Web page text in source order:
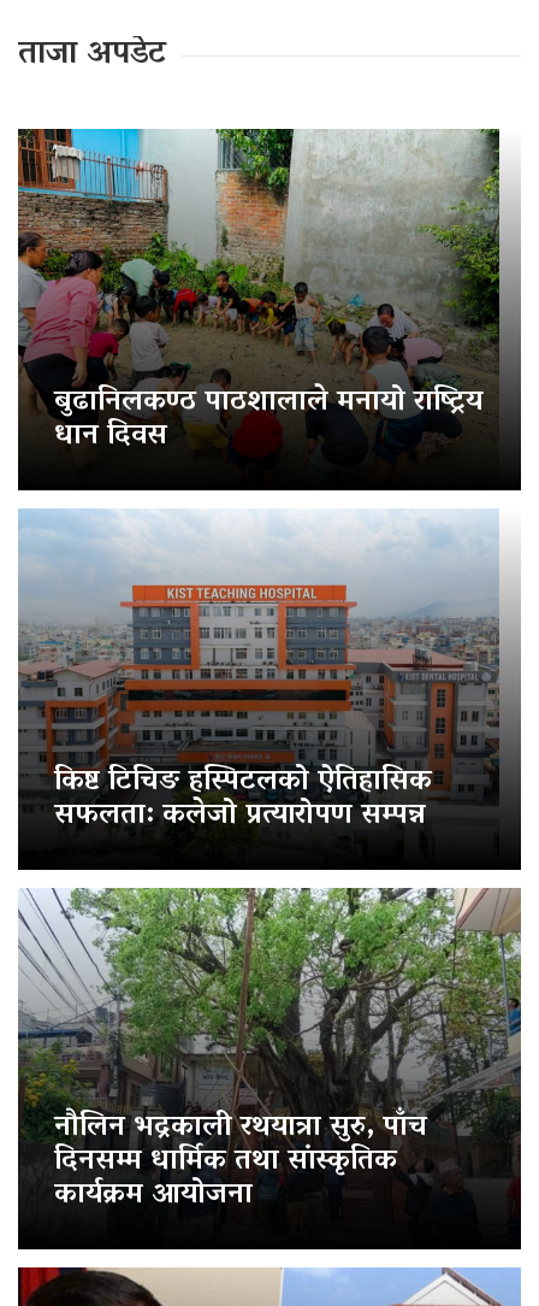
ताजा अपडेट
बुढानिलकण्ठ पाठशालाले मनायो राष्ट्रिय
धान दिवस
किष्ट टिचिङ हस्पिटलको ऐतिहासिक
सफलता: कलेजो प्रत्यारोपण सम्पन्न
नौलिन भद्रकाली रथयात्रा सुरु, पाँच
दिनसम्म धार्मिक तथा सांस्कृतिक
कार्यक्रम आयोजना